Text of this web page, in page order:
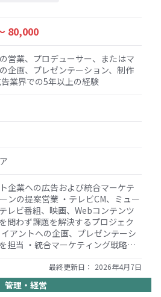
定期的なアカウントレビューを実
最大化するための洞察と推奨事項
ィ、接続性、コンプライアンスな
テクノロジー企業が直面する課題
・当社のグローバルデータセンタ
たソリューションを提示する ・業
る 4. コラボレーション
管理、マーケティング、運用など
な販売予測、パイプラインの更
セッションに参加し、グローバル
な販売戦略に貢献する 5. 市場開
・業界イベント、展示会、顧客会
、当社のブランドとソリューショ
客のニーズに合わせた説得力のあ
答書、プレゼンテーションを作
拡大の機会を切り開く
80,000
営業、プロデューサー、またはマ
企画、プレゼンテーション、制作
業界での5年以上の経験
企業への広告および統合マーケテ
ンの提案営業 ・テレビCM、ミュー
レビ番組、映画、Webコンテンツ
問わず課題を解決するプロジェク
アントへの企画、プレゼンテーシ
担当 ・統合マーケティング戦略の
ロジェクト構築に責任を持ち、ソー
マスメディアを組み合わせたブラ
テイメントによるコミュニケーシ
最終更新日： 2026年4月7日
管理・経営